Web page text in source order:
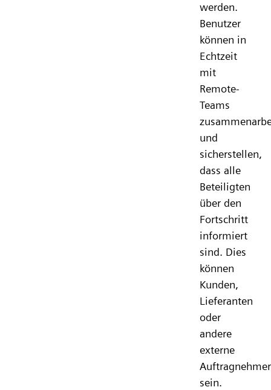
werden.
Benutzer
können in
Echtzeit
mit
Remote-
Teams
und
sicherstellen,
dass alle
Beteiligten
über den
Fortschritt
informiert
sind. Dies
können
Kunden,
Lieferanten
oder
andere
externe
Auftragnehmer
sein.